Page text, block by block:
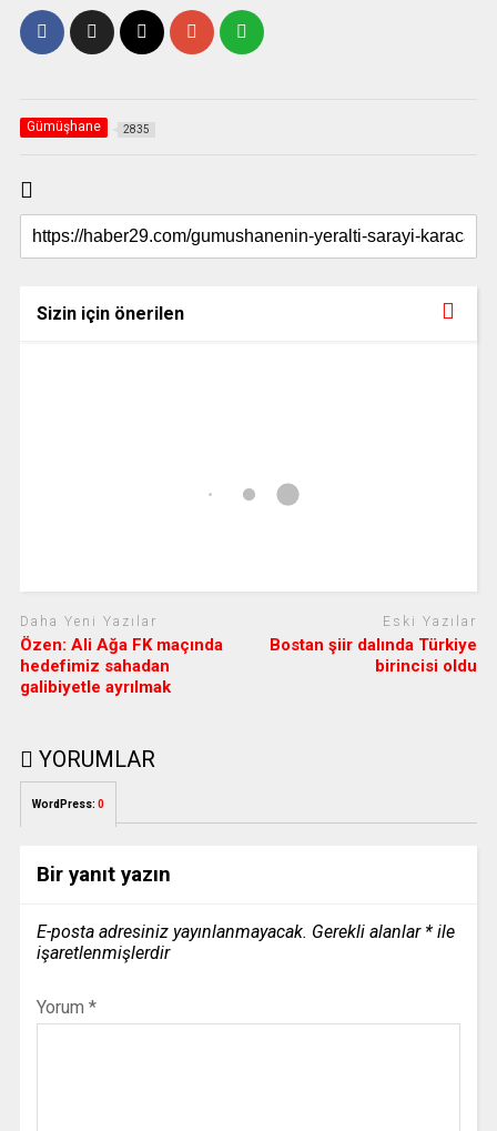
Gümüşhane 2835
Sizin için önerilen
Daha Yeni Yazılar
Özen: Ali Ağa FK maçında
hedefimiz sahadan
galibiyetle ayrılmak
Eski Yazılar
Bostan şiir dalında Türkiye
birincisi oldu
YORUMLAR
WordPress: 0
Bir yanıt yazın
E-posta adresiniz yayınlanmayacak. Gerekli alanlar *ile
işaretlenmişlerdir
Yorum *